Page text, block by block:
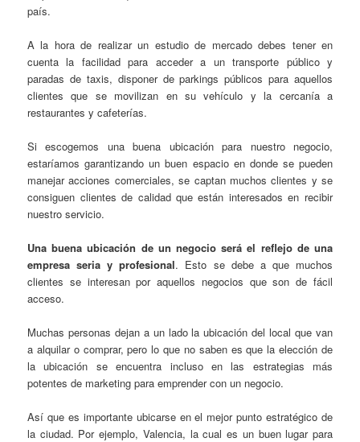
país.
A la hora de realizar un estudio de mercado debes tener en
cuenta la facilidad para acceder a un transporte público y
paradas de taxis, disponer de parkings públicos para aquellos
clientes que se movilizan en su vehículo y la cercanía a
restaurantes y cafeterías.
Si escogemos una buena ubicación para nuestro negocio,
estaríamos garantizando un buen espacio en donde se pueden
manejar acciones comerciales, se captan muchos clientes y se
consiguen clientes de calidad que están interesados en recibir
nuestro servicio.
Una buena ubicación de un negocio será el reflejo de una
empresa seria y profesional. Esto se debe a que muchos
clientes se interesan por aquellos negocios que son de fácil
acceso.
Muchas personas dejan a un lado la ubicación del local que van
a alquilar o comprar, pero lo que no saben es que la elección de
la ubicación se encuentra incluso en las estrategias más
potentes de marketing para emprender con un negocio.
Así que es importante ubicarse en el mejor punto estratégico de
la ciudad. Por ejemplo, Valencia, la cual es un buen lugar para